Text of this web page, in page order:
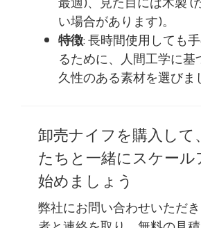
い場合があります)。
特徴: 長時間使用しても
るために、人間工学に
久性のある素材を選びま
卸売ナイフを購入して
たちと一緒にスケール
始めましょう
弊社にお問い合わせいただ